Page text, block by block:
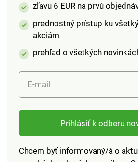
zľavu 6 EUR na prvú
prednostný prístup ku
akciám
prehľad o všetkých
E-mail
Prihlásiť k odberu
Chcem byť informovaný/á o